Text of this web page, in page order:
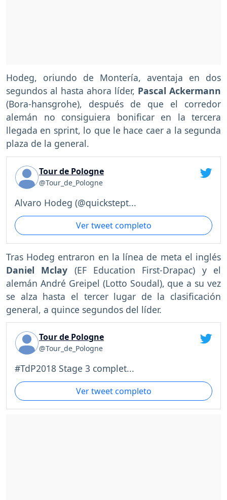
Hodeg, oriundo de Montería, aventaja en dos
segundos al hasta ahora líder, Pascal Ackermann
(Bora-hansgrohe), después de que el corredor
alemán no consiguiera bonificar en la tercera
llegada en sprint, lo que le hace caer a la segunda
plaza de la general.
Tour de Pologne
@Tour_de_Pologne
Alvaro Hodeg (@quickstept...
Ver tweet completo
Tras Hodeg entraron en la línea de meta el inglés
Daniel Mclay (EF Education First-Drapac) y el
alemán André Greipel (Lotto Soudal), que a su vez
se alza hasta el tercer lugar de la clasificación
general, a quince segundos del líder.
Tour de Pologne
@Tour_de_Pologne
#TdP2018 Stage 3 complet...
Ver tweet completo